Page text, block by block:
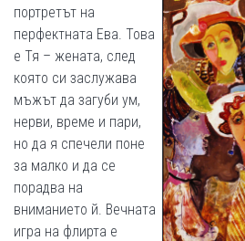
портретът на
перфектната Ева. Това
е Тя – жената, след
която си заслужава
мъжът да загуби ум,
нерви, време и пари,
но да я спечели поне
за малко и да се
порадва на
вниманието й. Вечната
игра на флирта е